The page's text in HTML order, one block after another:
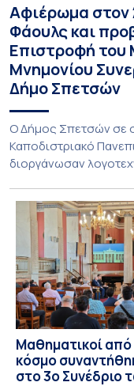
Αφιέρωμα στον
Φάουλς και
Επιστροφή του
Μνημονίου
Δήμο Σπετσών
Ο Δήμος Σπετσών σε
Καποδιστριακό
διοργάνωσαν
20ού αιώνα, με την
επιστροφή του
πλαίσιο της
Εθνικού και
Μαθηματικοί από
κόσμο
στο 3ο Συνέδριο